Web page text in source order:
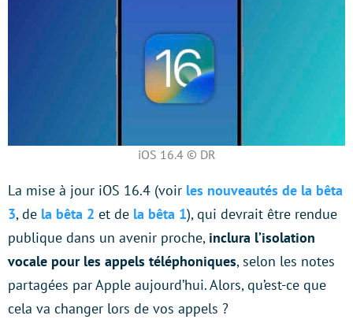
iOS 16.4 © DR
La mise à jour iOS 16.4 (voir les nouveautés de la bêta
3, de la bêta 2 et de la bêta 1), qui devrait être rendue
publique dans un avenir proche, inclura l’isolation
vocale pour les appels téléphoniques, selon les notes
partagées par Apple aujourd’hui. Alors, qu’est-ce que
cela va changer lors de vos appels ?